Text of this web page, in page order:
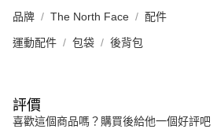
品牌 The North Face 配件
運動配件 包袋 後背包
評價
喜歡這個商品嗎？購買後給他一個好評吧